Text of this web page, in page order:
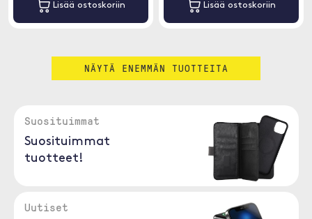
Lisää ostoskoriin Lisää ostoskoriin
NÄYTÄ ENEMMÄN TUOTTEITA
Suosituimmat
Suosituimmat
tuotteet!
Uutiset